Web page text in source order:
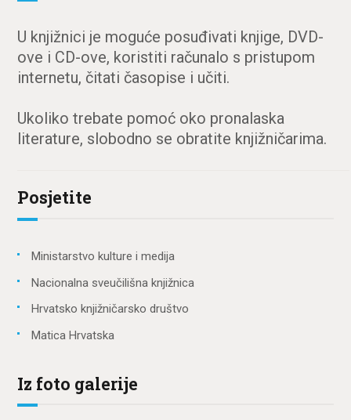
U knjižnici je moguće posuđivati knjige, DVD-
ove i CD-ove, koristiti računalo s pristupom
internetu, čitati časopise i učiti.
Ukoliko trebate pomoć oko pronalaska
literature, slobodno se obratite knjižničarima.
Posjetite
Ministarstvo kulture i medija
Nacionalna sveučilišna knjižnica
Hrvatsko knjižničarsko društvo
Matica Hrvatska
Iz foto galerije